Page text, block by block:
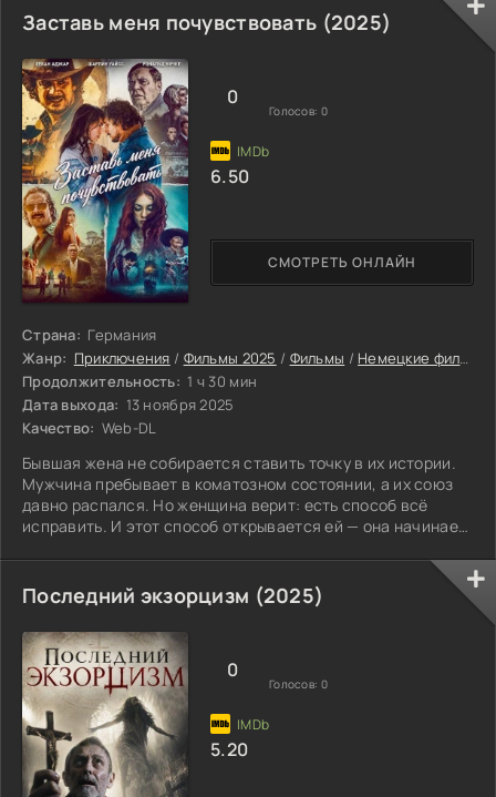
Фармс». Шаг за шагом женщина обустраивает дело,
вкладывая в него материальные средства и душевные
силы. Конь по кличке Би-Эйч Спектакьюлар оказывается
настоящей находкой. Его таланты
Заставь меня почувствовать (2025)
Страна: Германия
Жанр: Приключения / Фильмы 2025 / Фильмы / Немецкие фильмы
Продолжительность: 1 ч 30 мин
Дата выхода: 13 ноября 2025
Качество: Web-DL
Бывшая жена не собирается ставить точку в их истории.
Мужчина пребывает в коматозном состоянии, а их союз
давно распался. Но женщина верит: есть способ всё
исправить. И этот способ открывается ей — она начинает
пространство, созданное подсознанием её бывшего
мужа, героиня обнаруживает там всё, что он когда-либо
чувствовал и думал. Она бродит по лабиринтам его
воспоминаний, натыкаясь на радостные эпизоды и
болезненные моменты их общего прошлого.
СМОТРЕТЬ ОНЛАЙН
0
Голосов: 0
6.50
Последний экзорцизм (2025)
0
Голосов: 0
5.20